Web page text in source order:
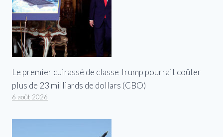
Le premier cuirassé de classe Trump pourrait coûter
plus de 23 milliards de dollars (CBO)
6 août 2026